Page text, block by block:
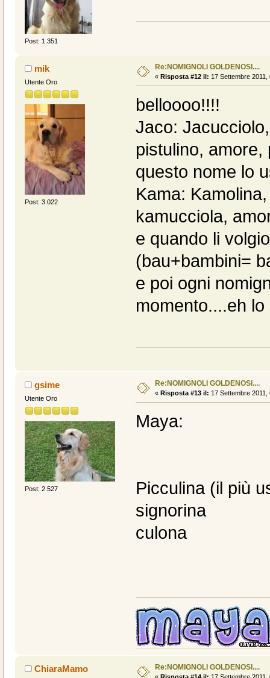
Post: 1.351
mik
Utente Oro
Post: 3.022
Re:NOMIGNOLI GOLDENOSI....
« Risposta #12 il: 17 Settembre 2011,
belloooo!!!!
Jaco:
pistulino,
questo nome lo
Kama:
kamucciola,
e quando li
(bau+bambini=
e poi ogni
momento....eh
gsime
Utente Oro
Post: 2.527
Re:NOMIGNOLI GOLDENOSI....
« Risposta #13 il: 17 Settembre 2011,
Maya:
Picculina (il più
signorina
culona
ChiaraMamo Re:NOMIGNOLI GOLDENOSI....